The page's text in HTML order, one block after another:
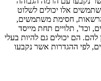
אלו יכולים לשלוט
חסימת משתמשים,
וכד', תלויים תחת מייסד
הם יכולים גם להיות בעלי
לפי ההגדרות אשר נקבעו